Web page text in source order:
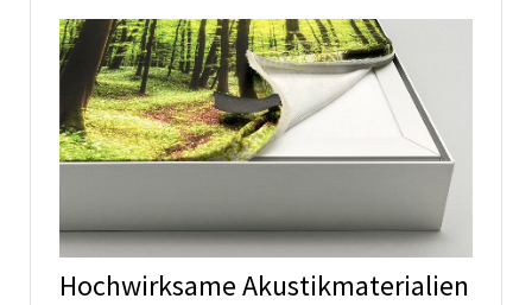
Hochwirksame Akustikmaterialien